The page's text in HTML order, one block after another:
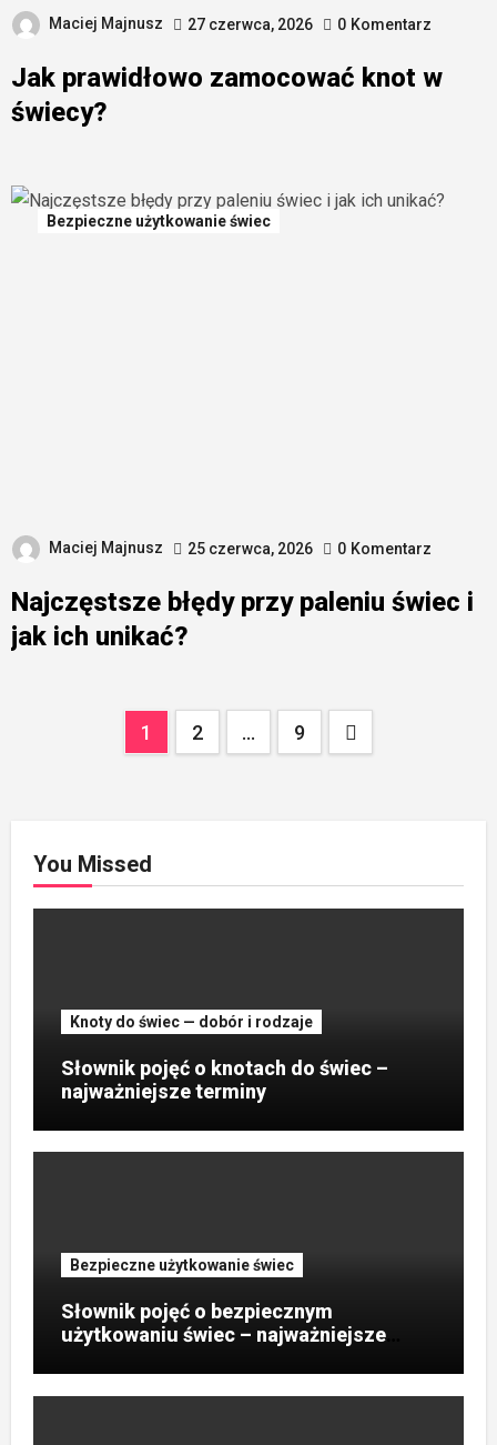
Maciej Majnusz 27 czerwca, 2026 0 Komentarz
Jak prawidłowo zamocować knot w
świecy?
Bezpieczne użytkowanie świec
Maciej Majnusz 25 czerwca, 2026 0 Komentarz
Najczęstsze błędy przy paleniu świec i
jak ich unikać?
Stronicowanie
1 2 … 9
You Missed
Knoty do świec — dobór i rodzaje
Słownik pojęć o knotach do świec –
najważniejsze terminy
Bezpieczne użytkowanie świec
Słownik pojęć o bezpiecznym
użytkowaniu świec – najważniejsze